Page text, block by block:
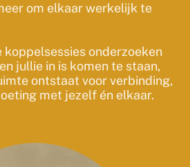
om elkaar werkelijk te
koppelsessies onderzoeken
jullie in is komen te staan,
ontstaat voor verbinding,
met jezelf én elkaar.